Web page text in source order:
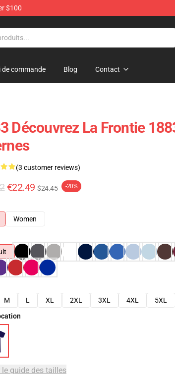
$100
de commande Blog Contact
Découvrez La Frontie
(3 customer reviews)
€22.49 $24.45 -20%
Women
M L XL 2XL 3XL 4XL
5XL
le guide des tailles